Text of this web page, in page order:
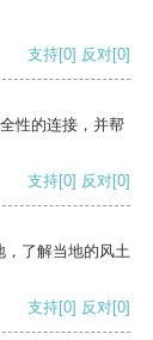
支持[0] 反对[0]
性的连接，并帮
支持[0] 反对[0]
，了解当地的风土
支持[0] 反对[0]